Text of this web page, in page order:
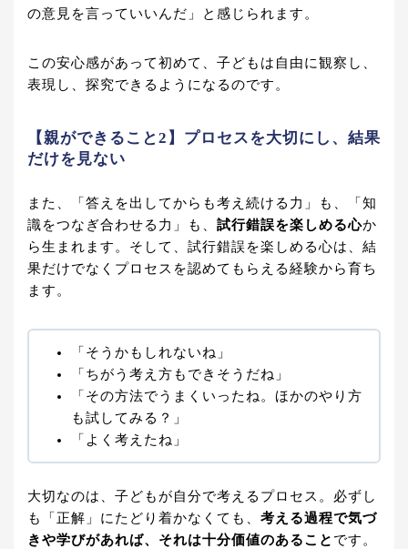
の意見を言っていいんだ」と感じられます。
この安心感があって初めて、子どもは自由に観察し、
表現し、探究できるようになるのです。
【親ができること2】プロセスを大切にし、結果
だけを見ない
また、「答えを出してからも考え続ける力」も、「知
識をつなぎ合わせる力」も、 試行錯誤を楽しめる心か
ら生まれます。そして、試行錯誤を楽しめる心は、結
果だけでなくプロセスを認めてもらえる経験から育ち
ます。
「そうかもしれないね」
「ちがう考え方もできそうだね」
「その方法でうまくいったね。ほかのやり方
も試してみる？」
「よく考えたね」
大切なのは、子どもが自分で考えるプロセス。必ずし
も「正解」にたどり着かなくても、 考える過程で気づ
きや学びがあれば、それは十分価値のあること です。